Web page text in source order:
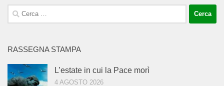
Ricerca
per:
RASSEGNA STAMPA
L’estate in cui la Pace morì
4 AGOSTO 2026